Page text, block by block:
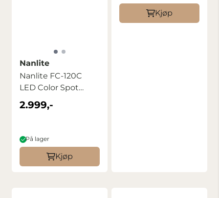
Nanlite
Nanlite FC-120C
LED Color Spot
Light
2.999,-
På lager
Kjøp
Kjøp